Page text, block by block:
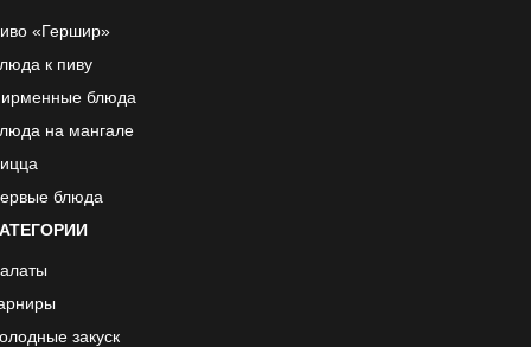
«Гершир»
к пиву
блюда
на мангале
блюда
закуск